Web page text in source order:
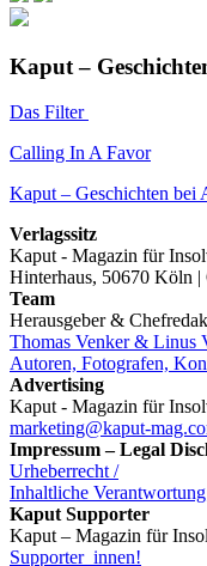
Kaput –
Das Filter
Calling In A Favor
Kaput – Geschichten bei
Verlagssitz
Kaput - Magazin für
Hinterhaus, 50670 Köln |
Team
Herausgeber &
Thomas Venker & Linus
Autoren, Fotografen,
Advertising
Kaput - Magazin für
marketing@kaput-
Impressum – Legal
Urheberrecht /
Inhaltliche
Kaput Supporter
Kaput – Magazin für
Supporter_innen!